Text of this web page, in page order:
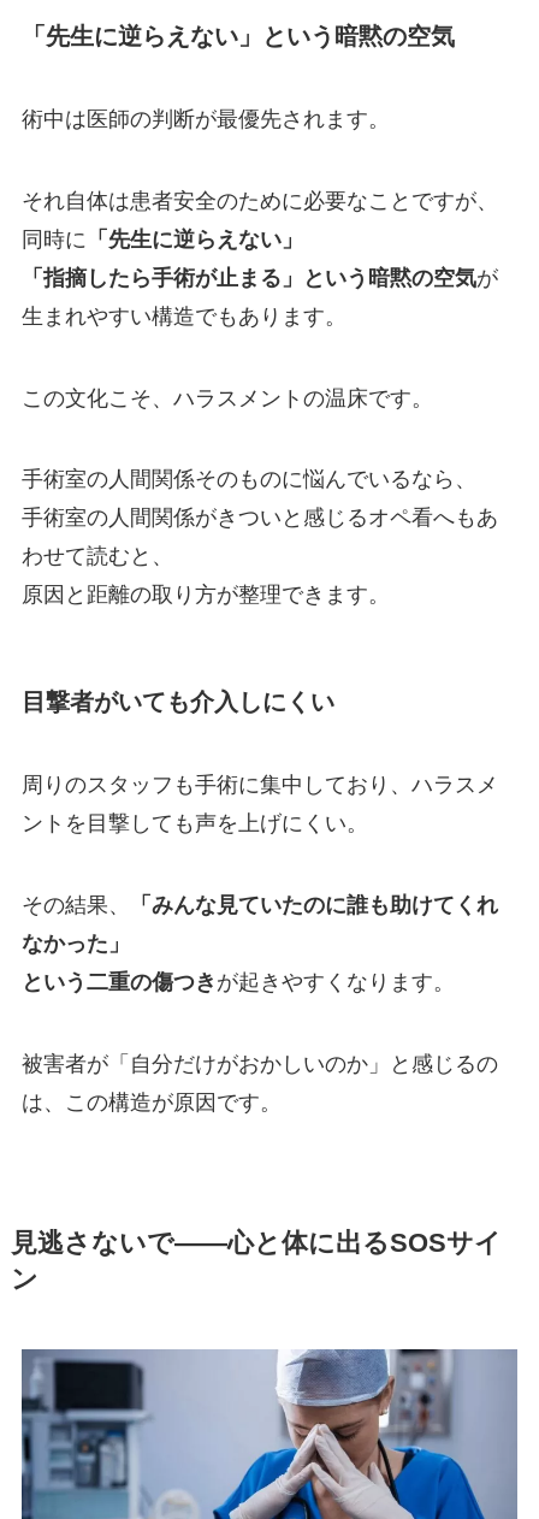
「先生に逆らえない」という暗黙の空気
術中は医師の判断が最優先されます。
それ自体は患者安全のために必要なことですが、
同時に 「先生に逆らえない」
「指摘したら手術が止まる」という暗黙の空気が
生まれやすい構造でもあります。
この文化こそ、ハラスメントの温床です。
手術室の人間関係そのものに悩んでいるなら、
手術室の人間関係がきついと感じるオペ看へもあ
わせて読むと、
原因と距離の取り方が整理できます。
目撃者がいても介入しにくい
周りのスタッフも手術に集中しており、ハラスメ
ントを目撃しても声を上げにくい。
その結果、
「みんな見ていたのに誰も助けてくれ
なかった」
という二重の傷つき が起きやすくなります。
被害者が「自分だけがおかしいのか」と感じるの
は、この構造が原因です。
見逃さないで——心と体に出るSOSサイ
ン